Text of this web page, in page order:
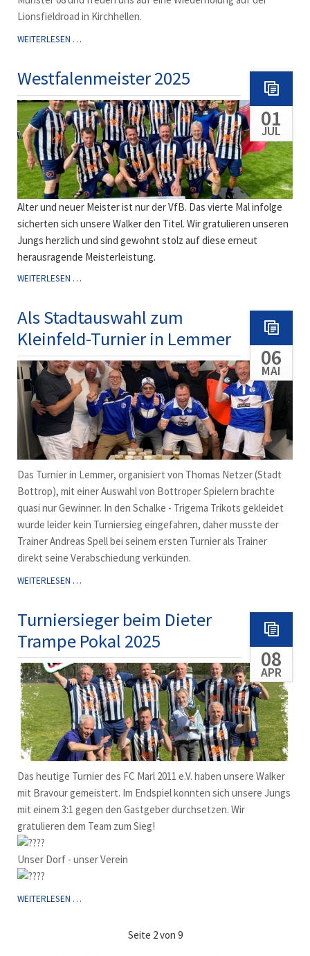
Lionsfieldroad in Kirchhellen.
WEITERLESEN …ZU
GW
MARATHON
MÜNSTER
08
Westfalenmeister 2025
01
JUL
Alter und neuer Meister ist nur der VfB. Das vierte Mal infolge
sicherten sich unsere Walker den Titel. Wir gratulieren unseren
Jungs herzlich und sind gewohnt stolz auf diese erneut
herausragende Meisterleistung.
WEITERLESEN …WESTFALENMEISTER
Als Stadtauswahl zum
Kleinfeld-Turnier in Lemmer
06
MAI
Das Turnier in Lemmer, organisiert von Thomas Netzer (Stadt
Bottrop), mit einer Auswahl von Bottroper Spielern brachte
quasi nur Gewinner. In den Schalke - Trigema Trikots gekleidet
wurde leider kein Turniersieg eingefahren, daher musste der
Trainer Andreas Spell bei seinem ersten Turnier als Trainer
direkt seine Verabschiedung verkünden.
WEITERLESEN …ALS
KLEINFELD-
TURNIER
LEMMER
Turniersieger beim Dieter
Trampe Pokal 2025
08
APR
Das heutige Turnier des FC Marl 2011 e.V. haben unsere Walker
mit Bravour gemeistert. Im Endspiel konnten sich unsere Jungs
mit einem 3:1 gegen den Gastgeber durchsetzen. Wir
gratulieren dem Team zum Sieg!
Unser Dorf - unser Verein
WEITERLESEN …TURNIERSIEGER
Seite 2 von 9